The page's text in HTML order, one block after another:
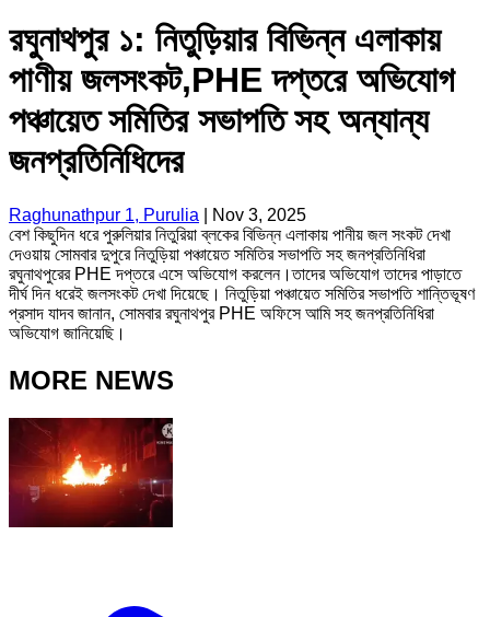
রঘুনাথপুর ১: নিতুড়িয়ার বিভিন্ন এলাকায়
পাণীয় জলসংকট,PHE দপ্তরে অভিযোগ
পঞ্চায়েত সমিতির সভাপতি সহ অন্যান্য
জনপ্রতিনিধিদের
Raghunathpur 1, Purulia
Nov 3, 2025
বেশ কিছুদিন ধরে পুরুলিয়ার নিতুরিয়া ব্লকের বিভিন্ন এলাকায় পানীয় জল সংকট দেখা
দেওয়ায় সোমবার দুপুরে নিতুড়িয়া পঞ্চায়েত সমিতির সভাপতি সহ জনপ্রতিনিধিরা
রঘুনাথপুরের PHE দপ্তরে এসে অভিযোগ করলেন।তাদের অভিযোগ তাদের পাড়াতে
দীর্ঘ দিন ধরেই জলসংকট দেখা দিয়েছে। নিতুড়িয়া পঞ্চায়েত সমিতির সভাপতি শান্তিভূষণ
প্রসাদ যাদব জানান, সোমবার রঘুনাথপুর PHE অফিসে আমি সহ জনপ্রতিনিধিরা
অভিযোগ জানিয়েছি।
MORE NEWS